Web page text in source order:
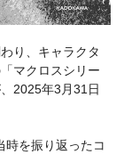
り、キャラクタ
マクロスシリー
2025年3月31日
時を振り返ったコ